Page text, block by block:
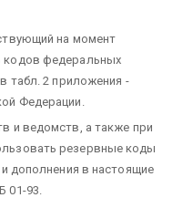
на момент
кодов федеральных
табл. 2 приложения -
Федерации.
и ведомств, а также при
резервные коды
дополнения в настоящие
01-93.